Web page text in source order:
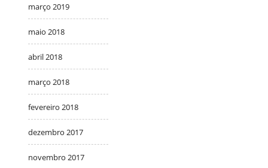
março 2019
maio 2018
abril 2018
março 2018
fevereiro 2018
dezembro 2017
novembro 2017